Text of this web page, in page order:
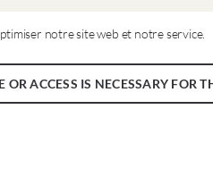
notre site web et notre service.
ACCESS IS NECESSARY FOR